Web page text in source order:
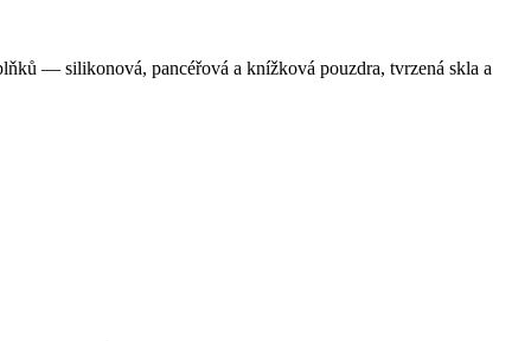
— silikonová, pancéřová a knížková pouzdra, tvrzená skla a